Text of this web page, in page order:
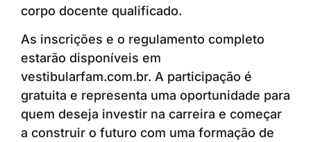
corpo docente qualificado.
As inscrições e o regulamento completo
estarão disponíveis em
vestibularfam.com.br. A participação é
gratuita e representa uma oportunidade para
quem deseja investir na carreira e começar
a construir o futuro com uma formação de